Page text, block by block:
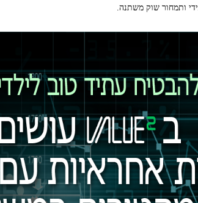
ותמחור שוק משתנה.